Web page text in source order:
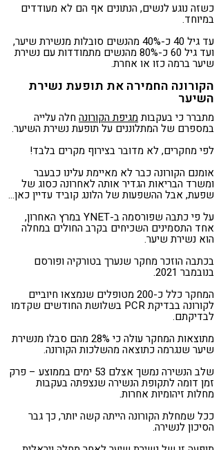
כשזה נוגע לנשים, הנתונים אף הם לא מעודדים
במיוחד.
עד גיל 40 כ-40% מהנשים סובלות מנשירת שיער,
ועד גיל 60 כ-80% מהנשים מתמודדות עם נשירת
שיער ברמה כזו או אחרת.
הקורונה החמירה את תופעת נשירת
השיער
מתברר כי בעקבותמגיפת הקורונה חלה עלייה
במספרם של המתלוננים על תופעת נשירת השיער.
לפי מחקרים, לא מדובר בצירוף מקרים בלבד!
אומנם הקורונה כבר לא מאיימת עלינו כבעבר
ומשרד הבריאות הגדיר אותה לאחרונה כסוג של
שפעת, אבל ההשפעות של הלונג קוביד עדיין כאן…
על פי כתבה שפורסמה ב-YNET במרץ האחרון,
אחד התסמינים השכיחים בקרב החולים במחלה
הוא נשירת שיער.
בכתבה הוזכר מחקר שנערך בטורקיה ופורסם
בנובמבר 2021.
המחקר כלל כ-200 מטופלים שנמצאו חיוביים
לקורונה בבדיקת PCR בשלושת החודשים שקדמו
לבדיקתם.
מתוצאות המחקר עולה כי 28% מהם סבלו מנשירת
שיער שנגרמה כתוצאה מהשלכות הקורונה.
שלב הנשירה נמשך אצלם 53 ימים בממוצע – פרק
זמן דומה לתקופת הנשירה שנצפתה בעקבות
מחלות זיהומיות אחרות.
ככל שמחלת הקורונה הייתה קשה יותר, כך גבר
הסיכון לנשירה.